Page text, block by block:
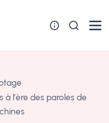
à l’ère des paroles de